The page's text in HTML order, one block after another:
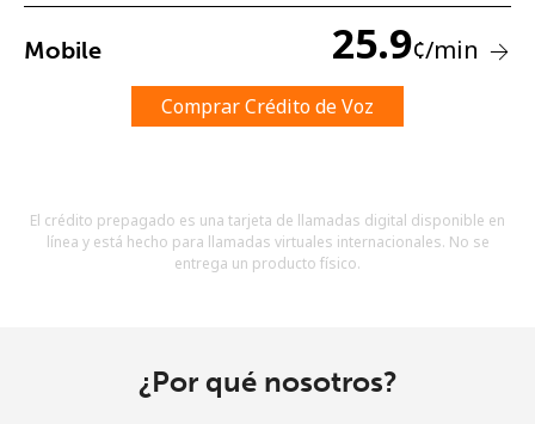
Un número
Mantente en contacto para recibir nuestras mejores
Mobile 25.9¢/min
Comprar Crédito de Voz
El crédito prepagado es una tarjeta de llamadas digital disponible en
línea y está hecho para llamadas virtuales internacionales. No se
entrega un producto físico.
¿Por qué nosotros?